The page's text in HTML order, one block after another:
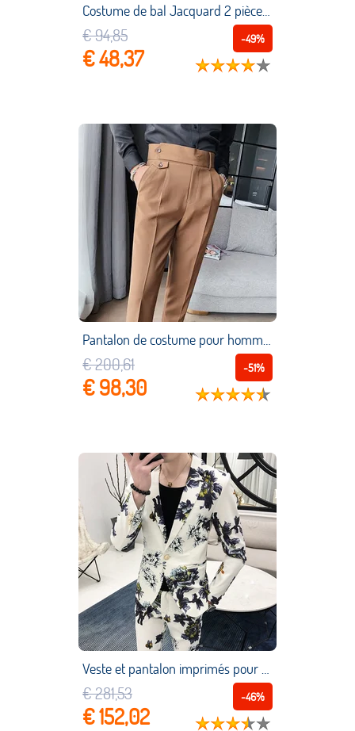
Costume de bal Jacquard 2 pièces pour hommes, vêtements à la mode, Slim, Tuxedos de mariage, veste avec pantalon noir, 2022
-49%
€ 94,85
€ 48,37
Pantalon de costume pour hommes, tenue Slim décontractée, à la mode, tenue de ville, vêtement Social formel, 36, printemps 2021
-51%
€ 200,61
€ 98,30
Veste et pantalon imprimés pour homme, Blazer d'affaires, coupe cintrée, tenue décontractée deux pièces d'époux, printemps 2021, taille S 3XL
-46%
€ 281,53
€ 152,02